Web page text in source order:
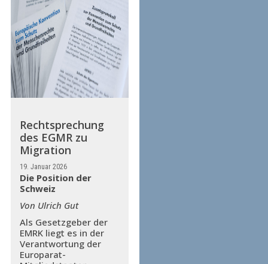
Rechtsprechung
des EGMR zu
Migration
19. Januar 2026
Die Position der
Schweiz
Von Ulrich Gut
Als Gesetzgeber der
EMRK liegt es in der
Verantwortung der
Europarat-